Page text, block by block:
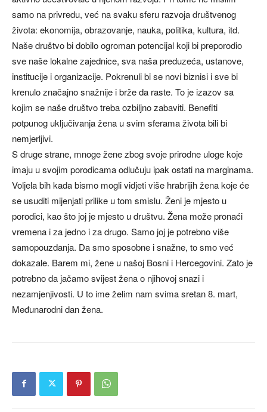
samo na privredu, već na svaku sferu razvoja društvenog
života: ekonomija, obrazovanje, nauka, politika, kultura, itd.
Naše društvo bi dobilo ogroman potencijal koji bi preporodio
sve naše lokalne zajednice, sva naša preduzeća, ustanove,
institucije i organizacije. Pokrenuli bi se novi biznisi i sve bi
krenulo značajno snažnije i brže da raste. To je izazov sa
kojim se naše društvo treba ozbiljno zabaviti. Benefiti
potpunog uključivanja žena u svim sferama života bili bi
nemjerljivi.
S druge strane, mnoge žene zbog svoje prirodne uloge koje
imaju u svojim porodicama odlučuju ipak ostati na marginama.
Voljela bih kada bismo mogli vidjeti više hrabrijih žena koje će
se usuditi mijenjati prilike u tom smislu. Ženi je mjesto u
porodici, kao što joj je mjesto u društvu. Žena može pronaći
vremena i za jedno i za drugo. Samo joj je potrebno više
samopouzdanja. Da smo sposobne i snažne, to smo već
dokazale. Barem mi, žene u našoj Bosni i Hercegovini. Zato je
potrebno da jačamo svijest žena o njihovoj snazi i
nezamjenjivosti. U to ime želim nam svima sretan 8. mart,
Međunarodni dan žena.